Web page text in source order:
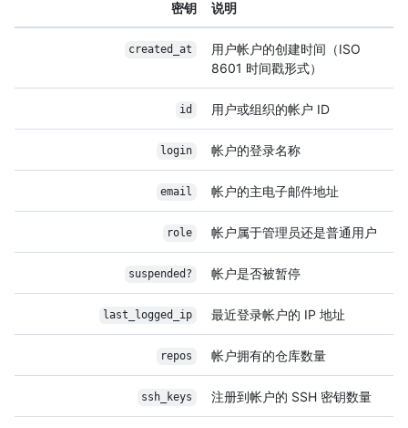
密钥 说明
created_at
用户帐户的创建时间（ISO
8601 时间戳形式）
id 用户或组织的帐户 ID
login 帐户的登录名称
email 帐户的主电子邮件地址
role 帐户属于管理员还是普通用户
suspended? 帐户是否被暂停
last_logged_ip 最近登录帐户的 IP 地址
repos 帐户拥有的仓库数量
ssh_keys 注册到帐户的 SSH 密钥数量